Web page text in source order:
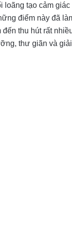
loãng tạo cảm
điểm này đã
đến thu hút rất
thư giãn và